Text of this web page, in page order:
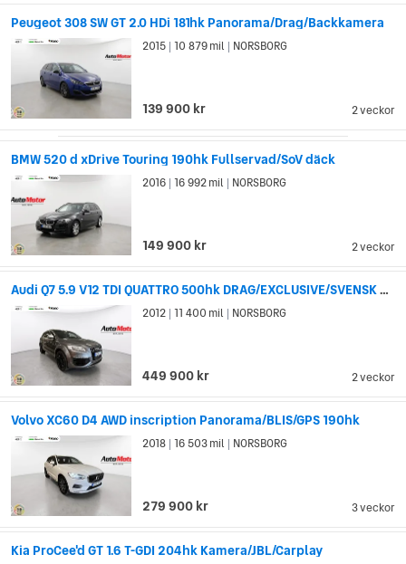
Peugeot 308 SW GT 2.0 HDi 181hk Panorama/Drag/Backkamera
2 veckor
2015 10 879 mil NORSBORG
139 900 kr
BMW 520 d xDrive Touring 190hk Fullservad/SoV däck
2 veckor
2016 16 992 mil NORSBORG
149 900 kr
Audi Q7 5.9 V12 TDI QUATTRO 500hk DRAG/EXCLUSIVE/SVENSK SÅLD/
2 veckor
2012 11 400 mil NORSBORG
449 900 kr
Volvo XC60 D4 AWD inscription Panorama/BLIS/GPS 190hk
3 veckor
2018 16 503 mil NORSBORG
279 900 kr
Kia ProCee'd GT 1.6 T-GDI 204hk Kamera/JBL/Carplay